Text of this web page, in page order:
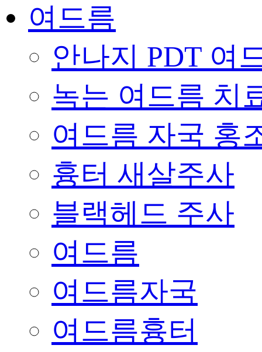
여드름
안나지 PDT 여
녹는 여드름 치
여드름 자국 홍
흉터 새살주사
블랙헤드 주사
여드름
여드름자국
여드름흉터